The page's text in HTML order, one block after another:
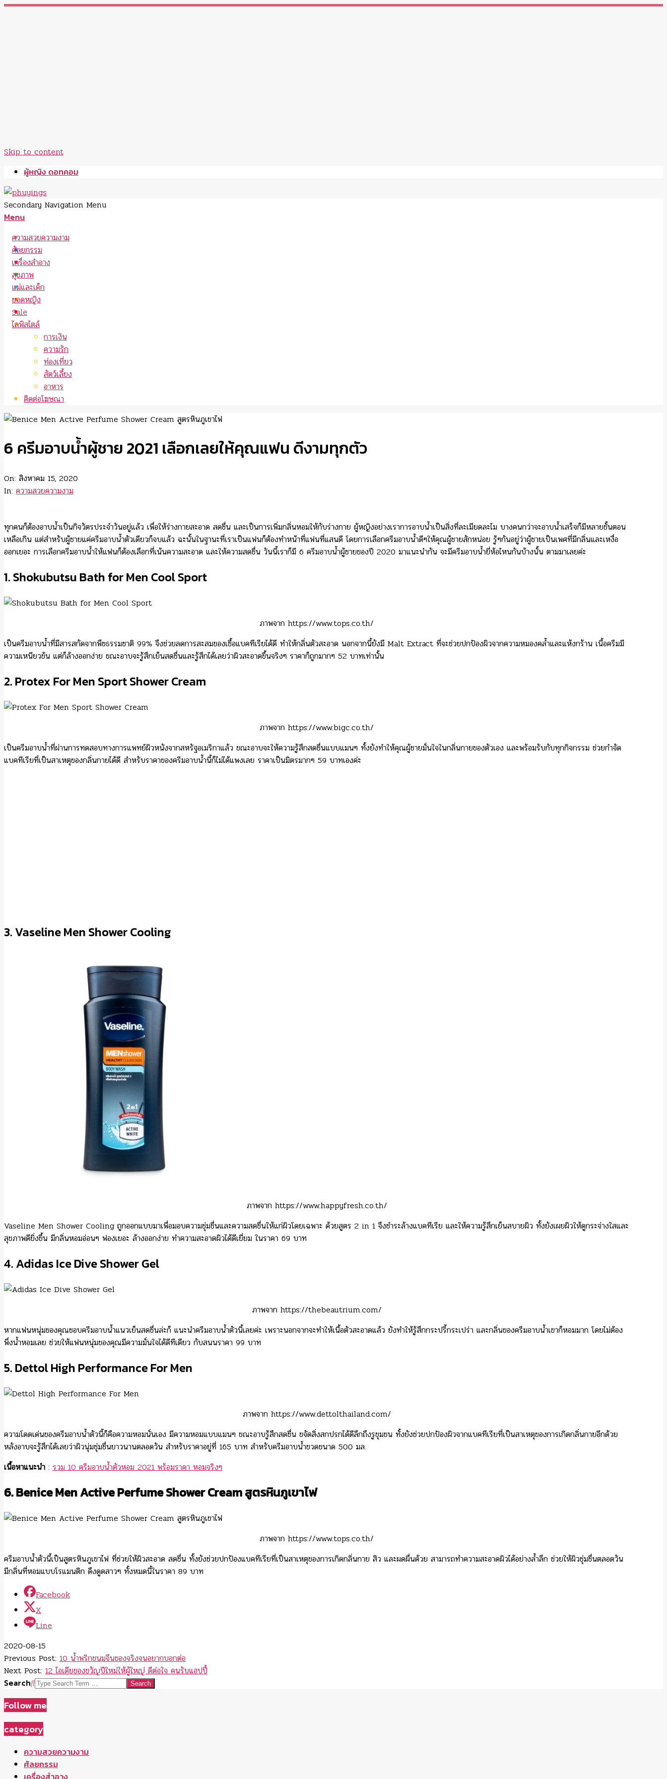
Skip to content
ผู้หญิง ดอทคอม
Secondary Navigation Menu
Menu
ความสวยความงาม
ศัลยกรรม
เครื่องสำอาง
สุขภาพ
แม่และเด็ก
ยอดหญิง
Sale
ไลฟ์สไตล์
การเงิน
ความรัก
ท่องเที่ยว
สัตว์เลี้ยง
อาหาร
ติดต่อโฆษณา
6 ครีมอาบน้ำผู้ชาย 2021 เลือกเลยให้คุณแฟน ดีงามทุกตัว
On: สิงหาคม 15, 2020
In: ความสวยความงาม
ทุกคนก็ต้องอาบน้ำเป็นกิจวัตรประจำวันอยู่แล้ว เพื่อให้ร่างกายสะอาด สดชื่น และเป็นการเพิ่มกลิ่นหอมให้กับร่างกาย ผู้หญิงอย่างเราการอาบน้ำเป็นสิ่งที่ละเมียดละไม บางคนกว่าจะอาบน้ำเสร็จก็มีหลายขั้นตอน
เหลือเกิน แต่สำหรับผู้ชายแค่ครีมอาบน้ำตัวเดียวก็จบแล้ว ฉะนั้นในฐานะที่เราเป็นแฟนก็ต้องทำหน้าที่แฟนที่แสนดี โดยการเลือกครีมอาบน้ำดีๆให้คุณผู้ชายสักหน่อย รู้ๆกันอยู่ว่าผู้ชายเป็นเพศที่มีกลิ่นและเหงื่อ
ออกเยอะ การเลือกครีมอาบน้ำให้แฟนก็ต้องเลือกที่เน้นความสะอาด และให้ความสดชื่น วันนี้เราก็มี 6 ครีมอาบน้ำผู้ชายของปี 2020 มาแนะนำกัน จะมีครีมอาบน้ำยี่ห้อไหนกันบ้างนั้น ตามมาเลยค่ะ
1. Shokubutsu Bath for Men Cool Sport
ภาพจาก https://www.tops.co.th/
เป็นครีมอาบน้ำที่มีสารสกัดจากพืชธรรมชาติ 99% จึงช่วยลดการสะสมของเชื้อแบคทีเรียได้ดี ทำให้กลิ่นตัวสะอาด นอกจากนี้ยังมี Malt Extract ที่จะช่วยปกป้องผิวจากความหมองคล้ำและแห้งกร้าน เนื้อครีมมี
ความเหนียวข้น แต่ก็ล้างออกง่าย ขณะอาบจะรู้สึกเย็นสดชื่นและรู้สึกได้เลยว่าผิวสะอาดขึ้นจริงๆ ราคาก็ถูกมากๆ 52 บาทเท่านั้น
2. Protex For Men Sport Shower Cream
ภาพจาก https://www.bigc.co.th/
เป็นครีมอาบน้ำที่ผ่านการทดสอบทางการแพทย์ผิวหนังจากสหรัฐอเมริกาแล้ว ขณะอาบจะให้ความรู้สึกสดชื่นแบบแมนๆ ทั้งยังทำให้คุณผู้ชายมั่นใจในกลิ่นกายของตัวเอง และพร้อมรับกับทุกกิจกรรม ช่วยกำจัด
แบคทีเรียที่เป็นสาเหตุของกลิ่นกายได้ดี สำหรับราคาของครีมอาบน้ำนี้ก็ไม่ได้แพงเลย ราคาเป็นมิตรมากๆ 59 บาทเองค่ะ
3. Vaseline Men Shower Cooling
ภาพจาก https://www.happyfresh.co.th/
Vaseline Men Shower Cooling ถูกออกแบบมาเพื่อมอบความชุ่มชื่นและความสดชื่นให้แก่ผิวโดยเฉพาะ ด้วยสูตร 2 in 1 จึงชำระล้างแบคทีเรีย และให้ความรู้สึกเย็นสบายผิว ทั้งยังเผยผิวให้ดูกระจ่างใสและ
สุขภาพดียิ่งขึ้น มีกลิ่นหอมอ่อนๆ ฟองเยอะ ล้างออกง่าย ทำความสะอาดผิวได้ดีเยี่ยม ในราคา 69 บาท
4. Adidas Ice Dive Shower Gel
ภาพจาก https://thebeautrium.com/
หากแฟนหนุ่มของคุณชอบครีมอาบน้ำแนวเย็นสดชื่นล่ะก็ แนะนำครีมอาบน้ำตัวนี้เลยค่ะ เพราะนอกจากจะทำให้เนื้อตัวสะอาดแล้ว ยังทำให้รู้สึกกระปรี้กระเปร่า และกลิ่นของครีมอาบน้ำเขาก็หอมมาก โดยไม่ต้อง
พึ่งน้ำหอมเลย ช่วยให้แฟนหนุ่มของคุณมีความมั่นใจได้ดีทีเดียว กับสนนราคา 99 บาท
5. Dettol High Performance For Men
ภาพจาก https://www.dettolthailand.com/
ความโดดเด่นของครีมอาบน้ำตัวนี้ก็คือความหอมนั่นเอง มีความหอมแบบแมนๆ ขณะอาบรู้สึกสดชื่น ขจัดสิ่งสกปรกได้ดีลึกถึงรูขุมขน ทั้งยังช่วยปกป้องผิวจากแบคทีเรียที่เป็นสาเหตุของการเกิดกลิ่นกายอีกด้วย
หลังอาบจะรู้สึกได้เลยว่าผิวนุ่มชุ่มชื่นยาวนานตลอดวัน สำหรับราคาอยู่ที่ 165 บาท สำหรับครีมอาบน้ำขวดขนาด 500 มล.
เนื้อหาแนะนำ : รวม 10 ครีมอาบน้ําตัวหอม 2021 พร้อมราคา หอมจริงๆ
6. Benice Men Active Perfume Shower Cream สูตรหินภูเขาไฟ
ภาพจาก https://www.tops.co.th/
ครีมอาบน้ำตัวนี้เป็นสูตรหินภูเขาไฟ ที่ช่วยให้ผิวสะอาด สดชื่น ทั้งยังช่วยปกป้องแบคทีเรียที่เป็นสาเหตุของการเกิดกลิ่นกาย สิว และผดผื่นด้วย สามารถทำความสะอาดผิวได้อย่างล้ำลึก ช่วยให้ผิวชุ่มชื่นตลอดวัน
มีกลิ่นที่หอมแบบโรแมนติก ดึงดูดสาวๆ ทั้งหมดนี้ในราคา 89 บาท
Facebook
X
Line
2020-08-15
Previous Post: 10 น้ำพริกขนมจีนของจริงจนอยากบอกต่อ
Next Post: 12 ไอเดียของขวัญปีใหม่ให้ผู้ใหญ่ ดีต่อใจ คนรับแฮปปี้
Search
Follow me
category
ความสวยความงาม
ศัลยกรรม
เครื่องสำอาง